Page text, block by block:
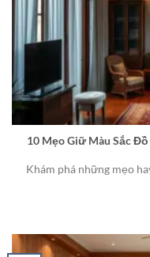
10 Mẹo Giữ Màu Sắc
Khám phá những mẹo